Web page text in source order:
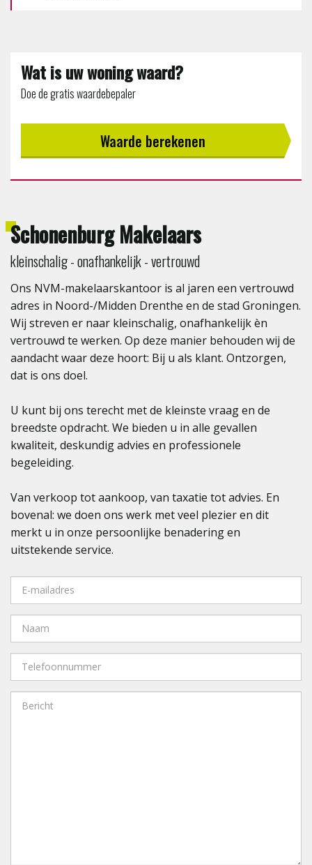
Wat is uw woning waard?
Doe de gratis waardebepaler
Waarde berekenen
Schonenburg Makelaars
kleinschalig - onafhankelijk - vertrouwd
Ons NVM-makelaarskantoor is al jaren een vertrouwd
adres in Noord-/Midden Drenthe en de stad Groningen.
Wij streven er naar kleinschalig, onafhankelijk èn
vertrouwd te werken. Op deze manier behouden wij de
aandacht waar deze hoort: Bij u als klant. Ontzorgen,
dat is ons doel.
U kunt bij ons terecht met de kleinste vraag en de
breedste opdracht. We bieden u in alle gevallen
kwaliteit, deskundig advies en professionele
begeleiding.
Van verkoop tot aankoop, van taxatie tot advies. En
bovenal: we doen ons werk met veel plezier en dit
merkt u in onze persoonlijke benadering en
uitstekende service.
*